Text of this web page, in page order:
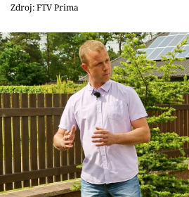
Přihlášení
Sledujte nás
Zdroj: FTV Prima